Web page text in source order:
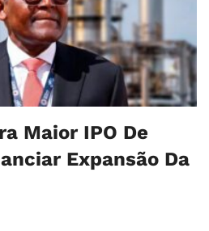
Maior IPO De
Expansão Da